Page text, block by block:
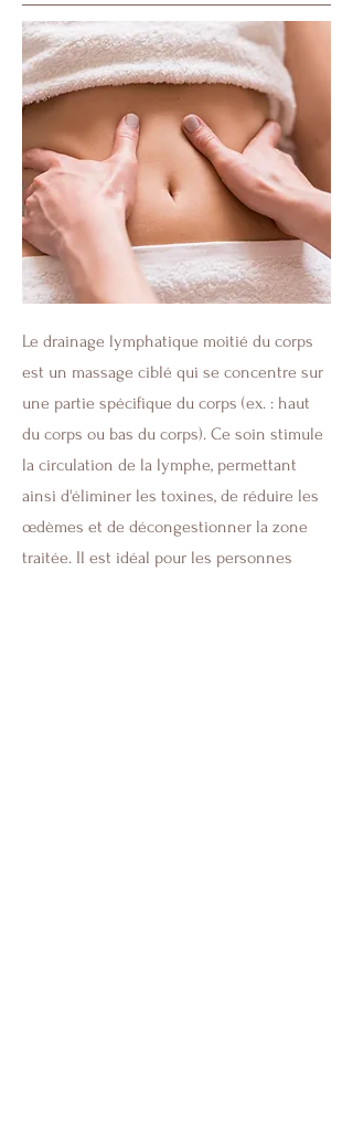
Le drainage lymphatique moitié du corps
est un massage ciblé qui se concentre sur
une partie spécifique du corps (ex. : haut
du corps ou bas du corps). Ce soin stimule
la circulation de la lymphe, permettant
ainsi d'éliminer les toxines, de réduire les
œdèmes et de décongestionner la zone
traitée. Il est idéal pour les personnes